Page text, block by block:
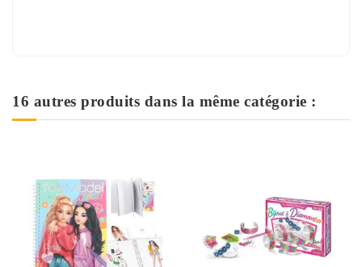
16 autres produits dans la même catégorie :